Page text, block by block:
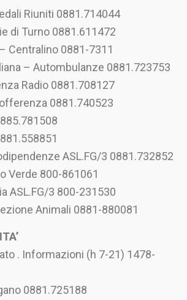
Riuniti 0881.714044
di Turno 0881.611472
Centralino 0881-7311
– Autombulanze 0881.723753
Radio 0881.708127
0881.740523
ASL.FG/3 0881.732852
Verde 800-861061
ASL.FG/3 800-231530
Animali 0881-880081
. Informazioni (h 7-21) 1478-
0881.725188